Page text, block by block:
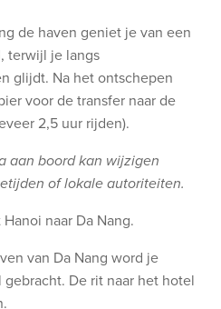
de haven geniet je van een
terwijl je langs
glijdt. Na het ontschepen
voor de transfer naar de
2,5 uur rijden).
aan boord kan wijzigen
of lokale autoriteiten.
naar Da Nang.
van Da Nang word je
De rit naar het hotel